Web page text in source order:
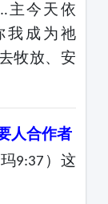
主今天依
我成为祂
牧放、安
人合作者
玛9:37 ）这